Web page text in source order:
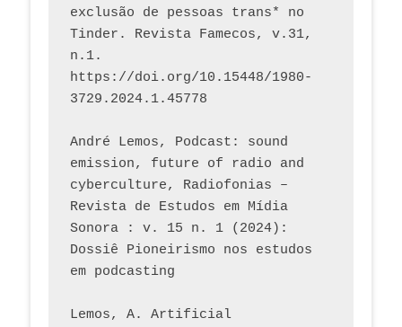
exclusão de pessoas trans* no
Tinder. Revista Famecos, v.31,
n.1.
https://doi.org/10.15448/1980-
3729.2024.1.45778
André Lemos, Podcast: sound
emission, future of radio and
cyberculture, Radiofonias –
Revista de Estudos em Mídia
Sonora : v. 15 n. 1 (2024):
Dossiê Pioneirismo nos estudos
em podcasting
Lemos, A. Artificial